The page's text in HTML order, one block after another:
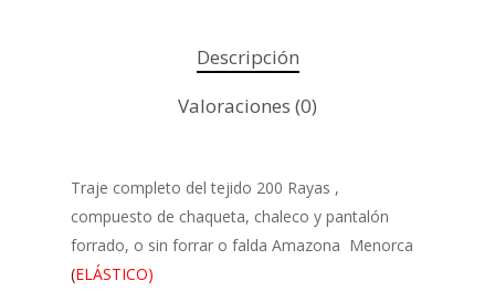
Descripción
Valoraciones (0)
Traje completo del tejido 200 Rayas ,
compuesto de chaqueta, chaleco y pantalón
forrado, o sin forrar o falda Amazona Menorca
(ELÁSTICO)